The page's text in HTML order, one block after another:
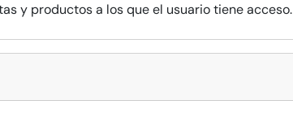
y productos a los que el usuario tiene acceso.